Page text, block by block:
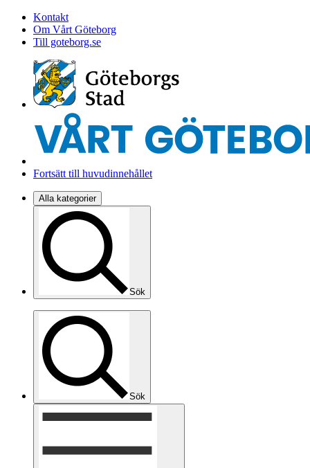
Kontakt
Om Vårt Göteborg
Till goteborg.se
Fortsätt till huvudinnehållet
Alla kategorier
Sök
Sök